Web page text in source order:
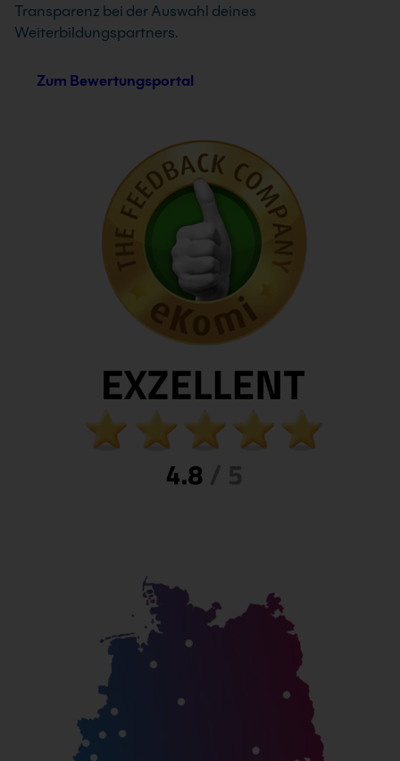
Transparenz bei der Auswahl deines
Weiterbildungspartners.
Zum Bewertungsportal